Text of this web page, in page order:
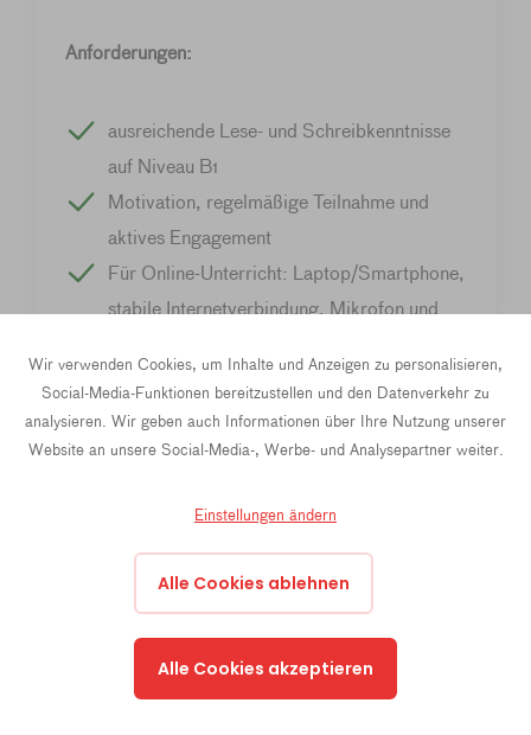
Anforderungen:
ausreichende Lese- und Schreibkenntnisse
auf Niveau B1
Motivation, regelmäßige Teilnahme und
aktives Engagement
Für Online-Unterricht: Laptop/Smartphone,
stabile Internetverbindung, Mikrofon und
Warum passt
diese
Ausbildung zu
Wir verwenden Cookies, um Inhalte und Anzeigen zu personalisieren,
Social-Media-Funktionen bereitzustellen und den Datenverkehr zu
analysieren. Wir geben auch Informationen über Ihre Nutzung unserer
Website an unsere Social-Media-, Werbe- und Analysepartner weiter.
Einstellungen ändern
Alle Cookies ablehnen
Alle Cookies akzeptieren